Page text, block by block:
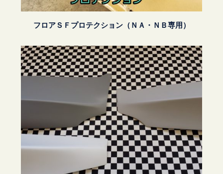
フロアＳＦプロテクション（ＮＡ・ＮＢ専用）